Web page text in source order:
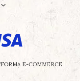
E-COMMERCE